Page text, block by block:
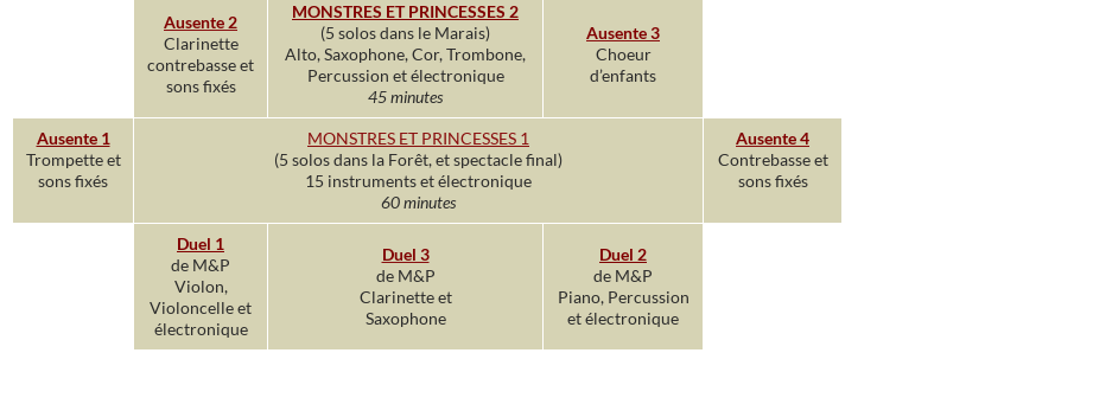
Ausente 2
Clarinette
contrebasse et
sons fixés
MONSTRES ET PRINCESSES 2
(5 solos dans le Marais)
Alto, Saxophone, Cor, Trombone,
Percussion et électronique
45 minutes
Ausente 3
Choeur
d’enfants
Ausente 1
Trompette et
sons fixés
MONSTRES ET PRINCESSES 1
(5 solos dans la Forêt, et spectacle final)
15 instruments et électronique
60 minutes
Ausente 4
Contrebasse et
sons fixés
Duel 1
de M&P
Violon,
Violoncelle et
électronique
Duel 3
de M&P
Clarinette et
Saxophone
Duel 2
de M&P
Piano, Percussion
et électronique